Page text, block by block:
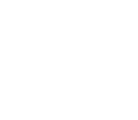
导班子成员、各职能部门负责人参加；启动